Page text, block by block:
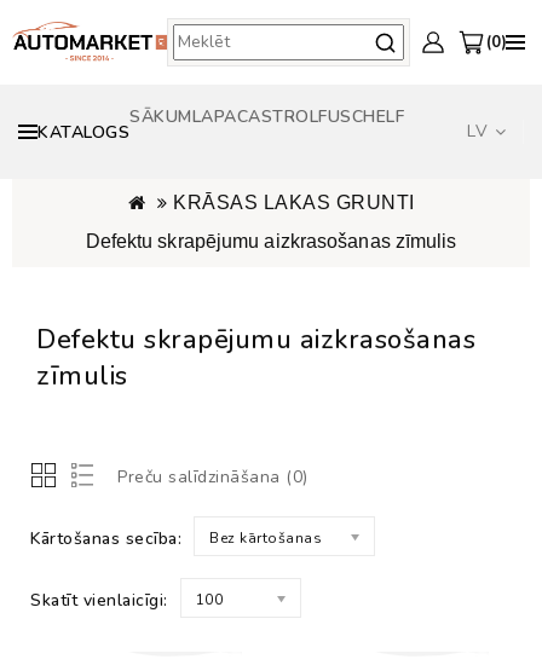
0
KATALOGS
SĀKUMLAPACASTROLFUSCHELF
LV
KRĀSAS LAKAS GRUNTI
Defektu skrapējumu aizkrasošanas zīmulis
Defektu skrapējumu aizkrasošanas
zīmulis
Preču salīdzināšana (0)
Kārtošanas secība: Bez kārtošanas
Skatīt vienlaicīgi: 100